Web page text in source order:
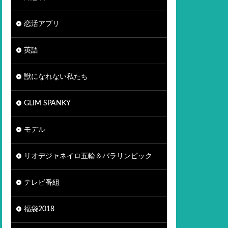
恋活アプリ
英語
獣になれない私たち
GLIM SPANKY
モデル
リオデジャネイロ五輪＆パラリンピック
テレビ番組
福袋2018